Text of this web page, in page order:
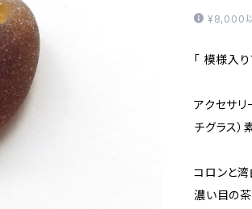
¥8,000以
「 模様入
アクセサ
チグラス）
コロンと
濃い目の